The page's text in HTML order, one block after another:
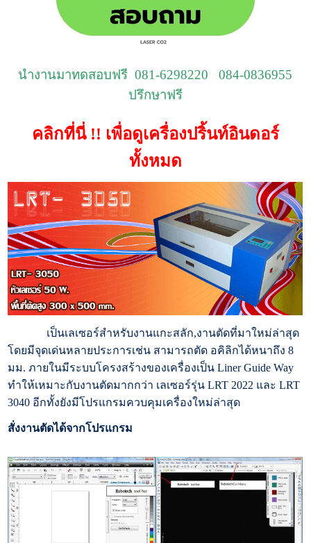
นำงานมาทดสอบฟรี 081-6298220 084-0836955
ปรึกษาฟรี
คลิกที่นี่ !! เพื่อดูเครื่องปริ้นท์อินดอร์
ทั้งหมด
เป็นเลเซอร์สำหรับงานแกะสลัก,งานตัดที่มาใหม่ล่าสุด
โดยมีจุดเด่นหลายประการเช่น สามารถตัด อคิลิกได้หนาถึง 8
มม. ภายในมีระบบโครงสร้างของเครื่องเป็น Liner Guide Way
ทำให้เหมาะกับงานตัดมากกว่า เลเซอร์รุ่น LRT 2022 และ LRT
3040 อีกทั้งยังมีโปรแกรมควบคุมเครื่องใหม่ล่าสุด
สั่งงานตัดได้จากโปรแกรม